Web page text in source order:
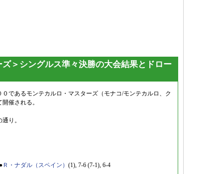
＞シングルス準々決勝の大会結果とドロー
であるモンテカルロ・マスターズ（モナコ/モンテカルロ、ク
催される。
り。
Ｒ・ナダル（スペイン） (1), 7-6 (7-1), 6-4